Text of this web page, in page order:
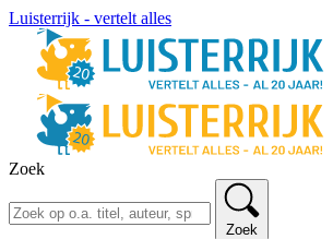
Luisterrijk - vertelt alles
Zoek
Zoek